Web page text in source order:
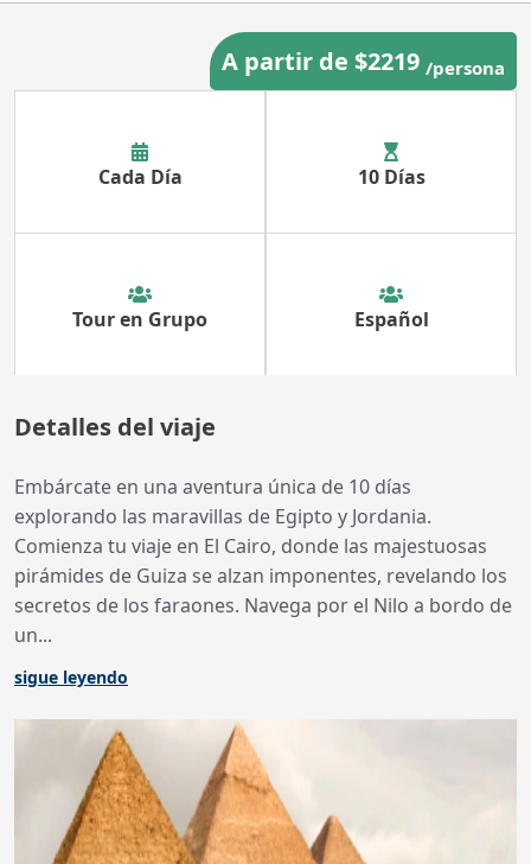
A partir de $2219 /persona
Cada Día 10 Días
Tour en Grupo Español
Detalles del viaje
Embárcate en una aventura única de 10 días
explorando las maravillas de Egipto y Jordania.
Comienza tu viaje en El Cairo, donde las majestuosas
pirámides de Guiza se alzan imponentes, revelando los
secretos de los faraones. Navega por el Nilo a bordo de
un...
sigue leyendo